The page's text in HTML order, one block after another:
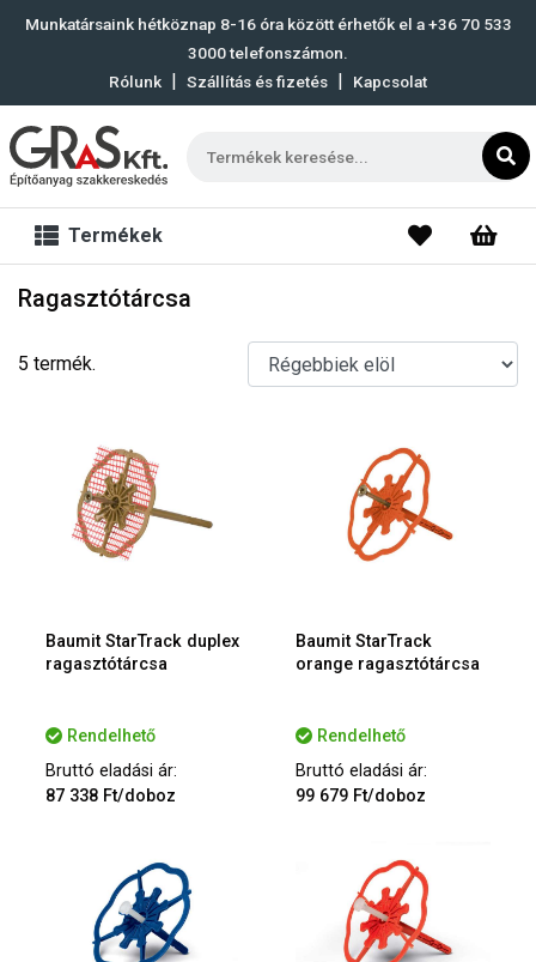
Munkatársaink hétköznap 8-16 óra között érhetők el a+36 70 533
3000telefonszámon.
Rólunk | Szállítás és fizetés | Kapcsolat
Termékek
Ragasztótárcsa
5 termék.
Baumit StarTrack duplex
ragasztótárcsa
Rendelhető
Bruttó eladási ár:
87 338 Ft/doboz
Baumit StarTrack
orange ragasztótárcsa
Rendelhető
Bruttó eladási ár:
99 679 Ft/doboz